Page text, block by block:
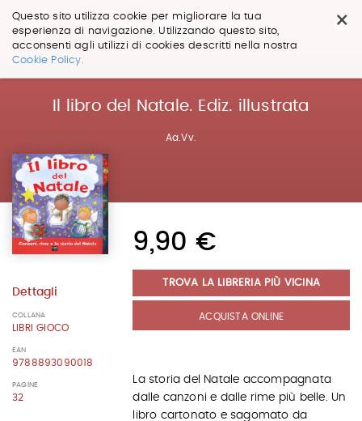
×
Questo sito utilizza cookie per migliorare la tua
esperienza di navigazione. Utilizzando questo sito,
acconsenti agli utilizzi di cookies descritti nella nostra
Cookie Policy.
Salta
Il libro del Natale. Ediz. illustrata
Aa.Vv.
Dettagli
COLLANA
LIBRI GIOCO
EAN
9788893090018
PAGINE
32
9,90 €
TROVA LA LIBRERIA PIÙ VICINA
ACQUISTA ONLINE
La storia del Natale accompagnata
dalle canzoni e dalle rime più belle. Un
libro cartonato e sagomato da